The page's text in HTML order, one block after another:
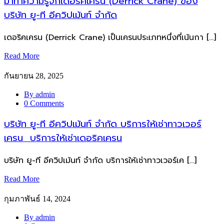
บริษัท ยู-ที อีควิปเม้นท์ จำกัด
เดอริคเครน (Derrick Crane) เป็นเครนประเภทหนึ่งที่เน้นกา […]
Read More
กันยายน 28, 2025
By admin
0 Comments
บริษัท ยู-ที อีควิปเม้นท์ จำกัด บริการให้เช่าทาวเวอร์
เครน บริการให้เช่าเดอริคเครน
บริษัท ยู-ที อีควิปเม้นท์ จำกัด บริการให้เช่าทาวเวอร์เค […]
Read More
กุมภาพันธ์ 14, 2024
By admin